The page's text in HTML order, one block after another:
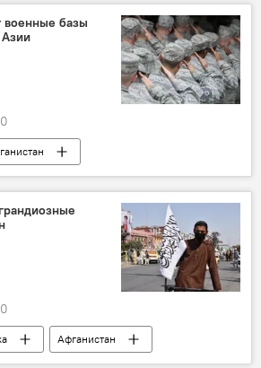
военные базы
МИД Таджикистана
и вооружение
США
Афганистан